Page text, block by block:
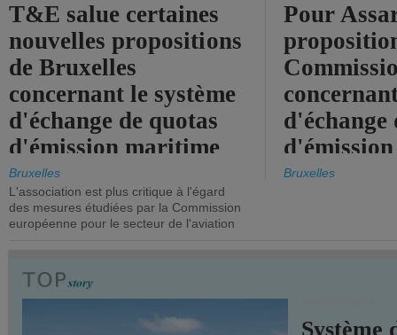
T&E salue certaines
nouvelles propositions
de Bruxelles
concernant le système
d'échange de quotas
d'émission maritime
de l'UE.
Bruxelles
L'association est plus critique à l'égard
des mesures étudiées par la Commission
européenne pour le secteur de l'aviation
Pour
d'échange
timide,
Bruxelles
Système